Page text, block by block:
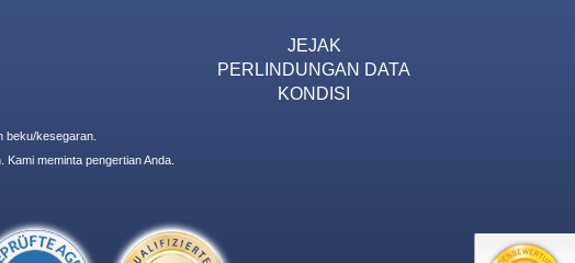
JEJAK
PERLINDUNGAN DATA
KONDISI
beku/kesegaran.
meminta pengertian Anda.